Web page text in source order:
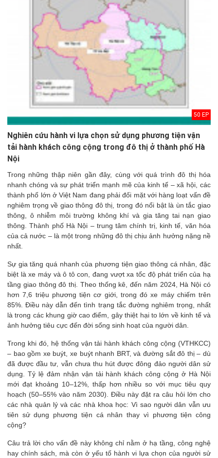
50 EP
Nghiên cứu hành vi lựa chọn sử dụng phương tiện vận
tải hành khách công cộng trong đô thị ở thành phố Hà
Nội
Trong những thập niên gần đây, cùng với quá trình đô thị hóa
nhanh chóng và sự phát triển mạnh mẽ của kinh tế – xã hội, các
thành phố lớn ở Việt Nam đang phải đối mặt với hàng loạt vấn đề
nghiêm trọng về giao thông đô thị, trong đó nổi bật là ùn tắc giao
thông, ô nhiễm môi trường không khí và gia tăng tai nạn giao
thông. Thành phố Hà Nội – trung tâm chính trị, kinh tế, văn hóa
của cả nước – là một trong những đô thị chịu ảnh hưởng nặng nề
nhất.
Sự gia tăng quá nhanh của phương tiện giao thông cá nhân, đặc
biệt là xe máy và ô tô con, đang vượt xa tốc độ phát triển của hạ
tầng giao thông đô thị. Theo thống kê, đến năm 2024, Hà Nội có
hơn 7,6 triệu phương tiện cơ giới, trong đó xe máy chiếm trên
85%. Điều này dẫn đến tình trạng tắc đường nghiêm trọng, nhất
là trong các khung giờ cao điểm, gây thiệt hại to lớn về kinh tế và
ảnh hưởng tiêu cực đến đời sống sinh hoạt của người dân.
Trong khi đó, hệ thống vận tải hành khách công cộng (VTHKCC)
– bao gồm xe buýt, xe buýt nhanh BRT, và đường sắt đô thị – dù
đã được đầu tư, vẫn chưa thu hút được đông đảo người dân sử
dụng. Tỷ lệ đảm nhận vận tải hành khách công cộng ở Hà Nội
mới đạt khoảng 10–12%, thấp hơn nhiều so với mục tiêu quy
hoạch (50–55% vào năm 2030). Điều này đặt ra câu hỏi lớn cho
các nhà quản lý và các nhà khoa học: Vì sao người dân vẫn ưu
tiên sử dụng phương tiện cá nhân thay vì phương tiện công
cộng?
Câu trả lời cho vấn đề này không chỉ nằm ở hạ tầng, công nghệ
hay chính sách, mà còn ở yếu tố hành vi lựa chọn của người sử